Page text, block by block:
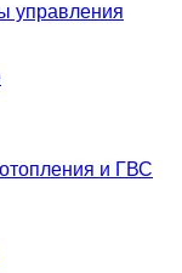
управления
и ГВС